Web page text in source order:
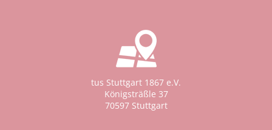
tus Stuttgart 1867 e.V.
Königsträßle 37
70597 Stuttgart